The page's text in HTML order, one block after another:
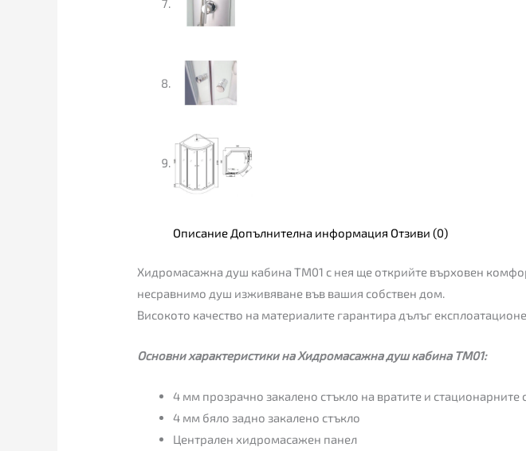
Описание Допълнителна информация Отзиви (0)
Хидромасажна душ кабина TM01 с нея ще открийте върховен
несравнимо душ изживяване във вашия собствен дом.
Високото качество на материалите гарантира дълъг
Основни характеристики на Хидромасажна душ кабина TM01:
4 мм прозрачно закалено стъкло на вратите и стационарните
4 мм бяло задно закалено стъкло
Централен хидромасажен панел